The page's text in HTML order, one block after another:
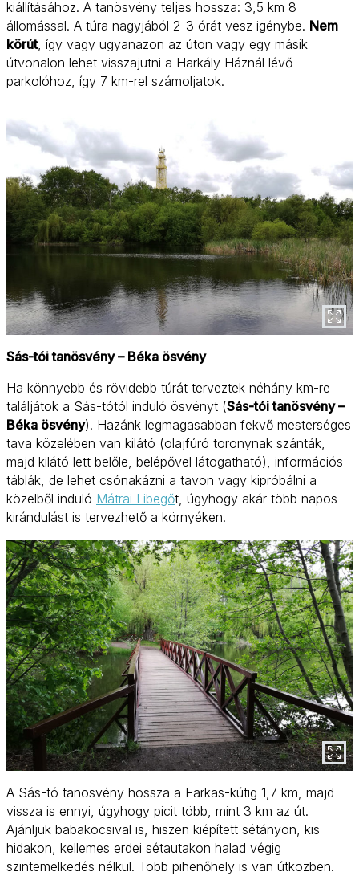
kiállításához. A tanösvény teljes hossza: 3,5 km 8
állomással. A túra nagyjából 2-3 órát vesz igénybe. Nem
körút, így vagy ugyanazon az úton vagy egy másik
útvonalon lehet visszajutni a Harkály Háznál lévő
parkolóhoz, így 7 km-rel számoljatok.
Sás-tói tanösvény – Béka ösvény
Ha könnyebb és rövidebb túrát terveztek néhány km-re
találjátok a Sás-tótól induló ösvényt (Sás-tói tanösvény –
Béka ösvény). Hazánk legmagasabban fekvő mesterséges
tava közelében van kilátó (olajfúró toronynak szánták,
majd kilátó lett belőle, belépővel látogatható), információs
táblák, de lehet csónakázni a tavon vagy kipróbálni a
közelből induló Mátrai Libegőt, úgyhogy akár több napos
kirándulást is tervezhető a környéken.
A Sás-tó tanösvény hossza a Farkas-kútig 1,7 km, majd
vissza is ennyi, úgyhogy picit több, mint 3 km az út.
Ajánljuk babakocsival is, hiszen kiépített sétányon, kis
hidakon, kellemes erdei sétautakon halad végig
szintemelkedés nélkül. Több pihenőhely is van útközben.